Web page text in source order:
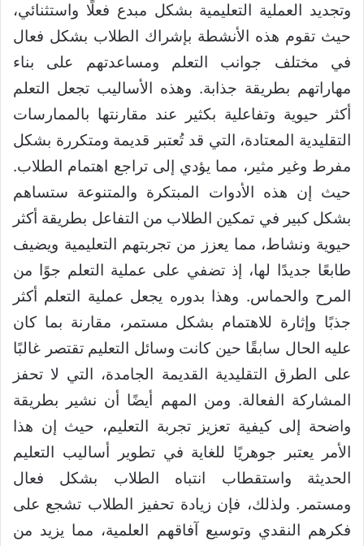
وتجديد العملية التعليمية بشكل مبدع فعلًا واستثنائي،
حيث تقوم هذه الأنشطة بإشراك الطلاب بشكل فعال
في مختلف جوانب التعلم ومساعدتهم على بناء
مهاراتهم بطريقة جذابة. وهذه الأساليب تجعل التعلم
أكثر حيوية وتفاعلية بكثير عند مقارنتها بالممارسات
التقليدية المعتادة، التي قد تُعتبر قديمة ومتكررة بشكل
مفرط وغير مثير، مما يؤدي إلى تراجع اهتمام الطلاب.
حيث إن هذه الأدوات المبتكرة والمتنوعة ستساهم
بشكل كبير في تمكين الطلاب من التفاعل بطريقة أكثر
حيوية ونشاط، مما يعزز من تجربتهم التعليمية ويضيف
طابعًا جديدًا لها، إذ تضفي على عملية التعلم جوًا من
المرح والحماس. وهذا بدوره يجعل عملية التعلم أكثر
جذبًا وإثارة للاهتمام بشكل مستمر، مقارنة بما كان
عليه الحال سابقًا حين كانت وسائل التعليم تقتصر غالبًا
على الطرق التقليدية القديمة الجامدة، التي لا تحفز
المشاركة الفعالة. ومن المهم أيضًا أن نشير بطريقة
واضحة إلى كيفية تعزيز تجربة التعليم، حيث إن هذا
الأمر يعتبر جوهريًا للغاية في تطوير أساليب التعليم
الحديثة واستقطاب انتباه الطلاب بشكل فعال
ومستمر. ولذلك، فإن زيادة تحفيز الطلاب تشجع على
فكرهم النقدي وتوسيع آفاقهم العلمية، مما يزيد من